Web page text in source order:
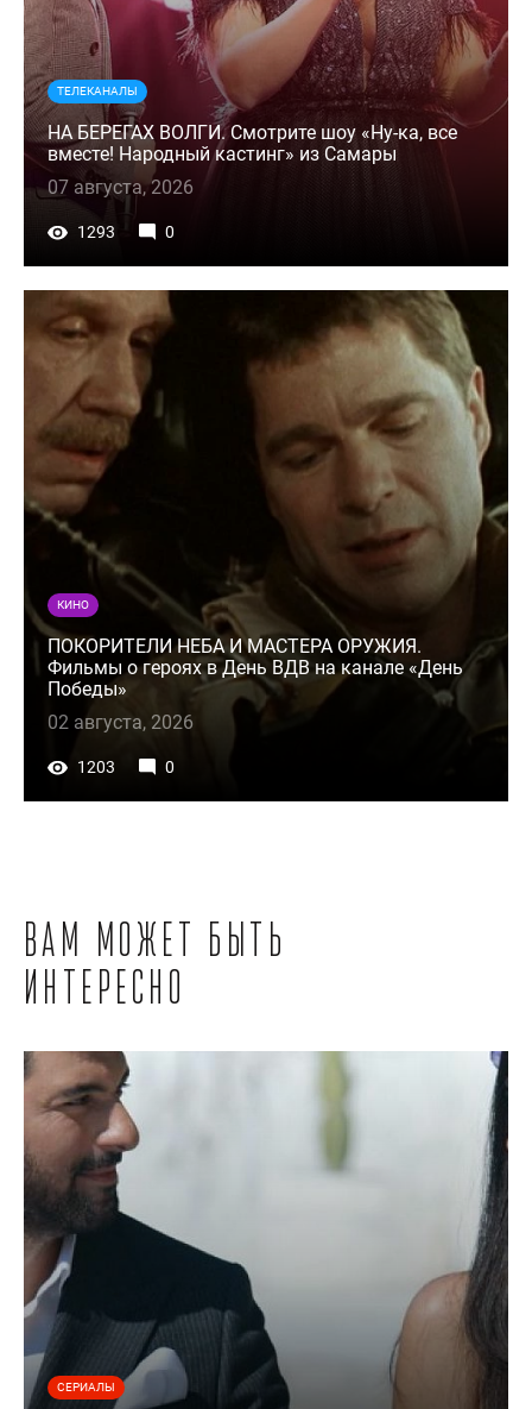
ТЕЛЕКАНАЛЫ
НА БЕРЕГАХ ВОЛГИ. Смотрите шоу «Ну-ка, все
вместе! Народный кастинг» из Самары
07 августа, 2026
1293 0
КИНО
ПОКОРИТЕЛИ НЕБА И МАСТЕРА ОРУЖИЯ.
Фильмы о героях в День ВДВ на канале «День
Победы»
02 августа, 2026
1203 0
Вам может быть
интересно
СЕРИАЛЫ